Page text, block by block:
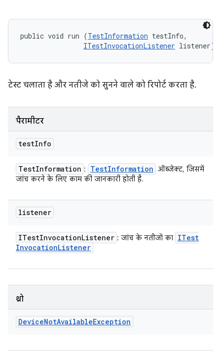
public void run (TestInformation testInfo,
ITestInvocationListener listener)
टेस्ट चलाता है और नतीजे को सुनने वाले को रिपोर्ट करता है.
पैरामीटर
testInfo
TestInformation : TestInformation ऑब्जेक्ट, जिसमें
जांच करने के लिए काम की जानकारी होती है.
listener
ITestInvocationListener : जांच के नतीजों का ITest
InvocationListener
थ्रो
DeviceNotAvailableException